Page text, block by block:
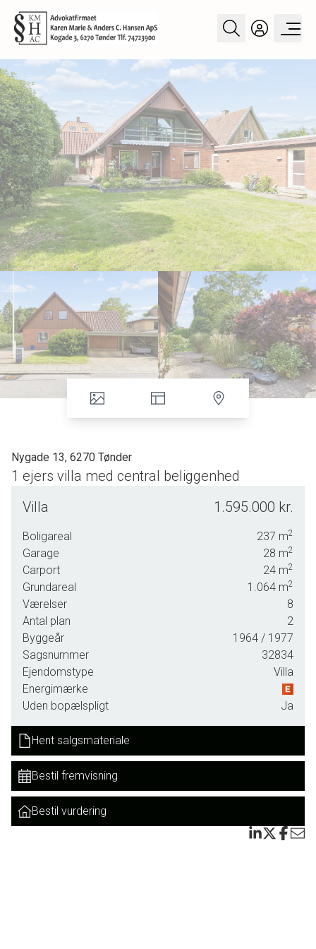
Nygade 13, 6270 Tønder
1 ejers villa med central beliggenhed
med plads til at vokse i på hele 237 kvadratmeter bolig.
Det er en rigtig god beliggenhed med velopvokset
sydvendt have på hele 1.064 kvadratmeter med to
hyggelige terrasser. Der er foran ejendommen dobbelt
carport og mod sydøst en god indkørsel med
garage/værksted.
Haven er anlagt, så den er nem at gå til, sydvendt og
ugenert fra de omkringliggende huse. Der er flotte anlagte
bede og store velopvoksede træer, som sammen skaber
masser af miljø og atmosfære.
Der er nederst mod syd et anvendeligt udhus med god
plads have haveredskaber m.v.
Her er 237 kvadratmeter bolig fordelt med 149
kvadratmeter og 88 kvadratmeter på 1. salen med en
optimal placering på grunden.
Praktisk placering af køkken og bryggers tæt ved hinanden
og ønsker man køkkenalrum er mulighederne til stede.
Villa 1.595.000 kr.
Boligareal 237 m2
Garage 28 m2
Carport 24 m2
Grundareal 1.064 m2
Værelser
8
Antal plan
2
Byggeår
1964 / 1977
Sagsnummer
32834
Ejendomstype
Villa
Energimærke
Uden bopælspligt
Ja
Hent salgsmateriale
Bestil fremvisning
Bestil vurdering